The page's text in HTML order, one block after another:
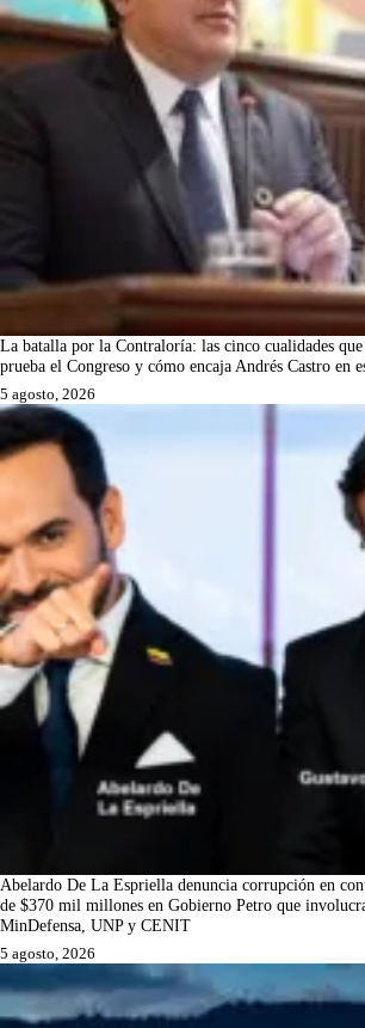
La batalla por la Contraloría: las cinco cualidades
prueba el Congreso y cómo encaja Andrés Castro en
5 agosto, 2026
Abelardo De La Espriella denuncia corrupción en
de $370 mil millones en Gobierno Petro que
MinDefensa, UNP y CENIT
5 agosto, 2026